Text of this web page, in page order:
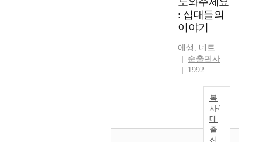
: 십대들의
이야기
에생, 네트
순출판사
1992
복
사/
대
출
신